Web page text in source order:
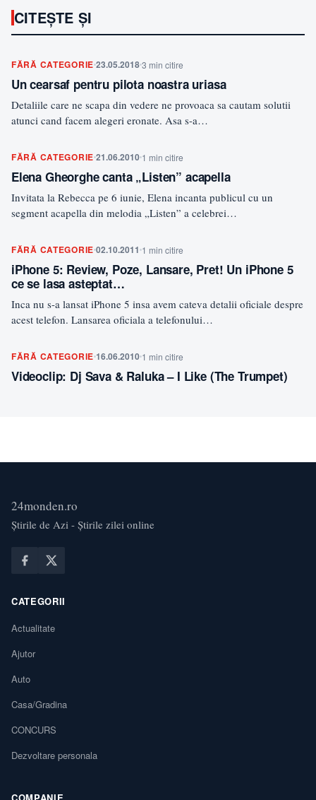
CITEȘTE ȘI
FĂRĂ CATEGORIE23.05.20183 min citire
Un cearsaf pentru pilota noastra uriasa
Detaliile care ne scapa din vedere ne provoaca sa cautam solutii
atunci cand facem alegeri eronate. Asa s-a…
FĂRĂ CATEGORIE21.06.2010 1 min citire
Elena Gheorghe canta „Listen” acapella
Invitata la Rebecca pe 6 iunie, Elena incanta publicul cu un
segment acapella din melodia „Listen” a celebrei…
FĂRĂ CATEGORIE02.10.2011 1 min citire
iPhone 5: Review, Poze, Lansare, Pret! Un iPhone 5
ce se lasa asteptat…
Inca nu s-a lansat iPhone 5 insa avem cateva detalii oficiale despre
acest telefon. Lansarea oficiala a telefonului…
FĂRĂ CATEGORIE16.06.2010 1 min citire
Videoclip: Dj Sava & Raluka – I Like (The Trumpet)
24monden.ro
Știrile de Azi - Știrile zilei online
CATEGORII
Actualitate
Ajutor
Auto
Casa/Gradina
CONCURS
Dezvoltare personala